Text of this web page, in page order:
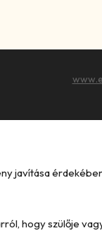
javítása
hogy szülője